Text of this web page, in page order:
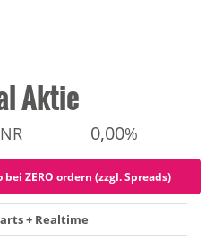
Aktie
0,00%
ZERO ordern (zzgl. Spreads)
+ Realtime